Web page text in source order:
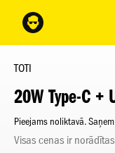
TOTI
20W Type-C +
Pieejams noliktavā.
Visas cenas ir